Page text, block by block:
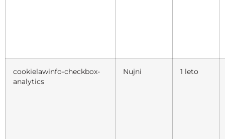
cookielawinfo-checkbox-
analytics
Nujni 1 leto